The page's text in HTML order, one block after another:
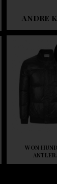
ANDRE
WON